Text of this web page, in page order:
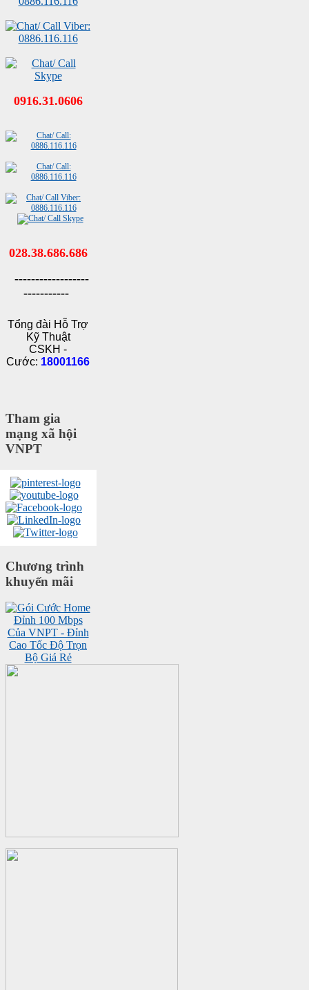
0916.31.0606
028.38.686.686
------------------
-----------
Tổng đài Hỗ Trợ
Kỹ Thuật
CSKH -
Cước: 18001166
Tham gia
mạng xã hội
VNPT
Chương trình
khuyến mãi